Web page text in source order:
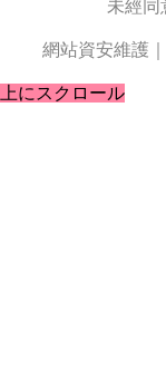
未經同
網站資安維護
上にスクロール